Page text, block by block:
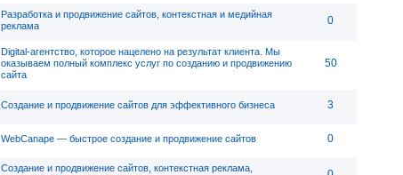
Разработка и продвижение сайтов, контекстная и медийная
реклама
0
Digital-агентство, которое нацелено на результат клиента. Мы
оказываем полный комплекс услуг по созданию и продвижению
сайта
50
Создание и продвижение сайтов для эффективного бизнеса 3
WebСanape — быстрое создание и продвижение сайтов 0
Создание и продвижение сайтов, контекстная реклама,